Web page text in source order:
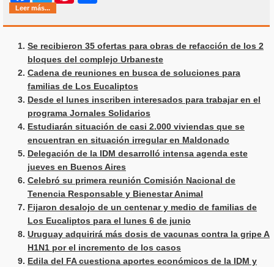
Leer más...
Se recibieron 35 ofertas para obras de refacción de los 2
bloques del complejo Urbaneste
Cadena de reuniones en busca de soluciones para
familias de Los Eucaliptos
Desde el lunes inscriben interesados para trabajar en el
programa Jornales Solidarios
Estudiarán situación de casi 2.000 viviendas que se
encuentran en situación irregular en Maldonado
Delegación de la IDM desarrolló intensa agenda este
jueves en Buenos Aires
Celebró su primera reunión Comisión Nacional de
Tenencia Responsable y Bienestar Animal
Fijaron desalojo de un centenar y medio de familias de
Los Eucaliptos para el lunes 6 de junio
Uruguay adquirirá más dosis de vacunas contra la gripe A
H1N1 por el incremento de los casos
Edila del FA cuestiona aportes económicos de la IDM y